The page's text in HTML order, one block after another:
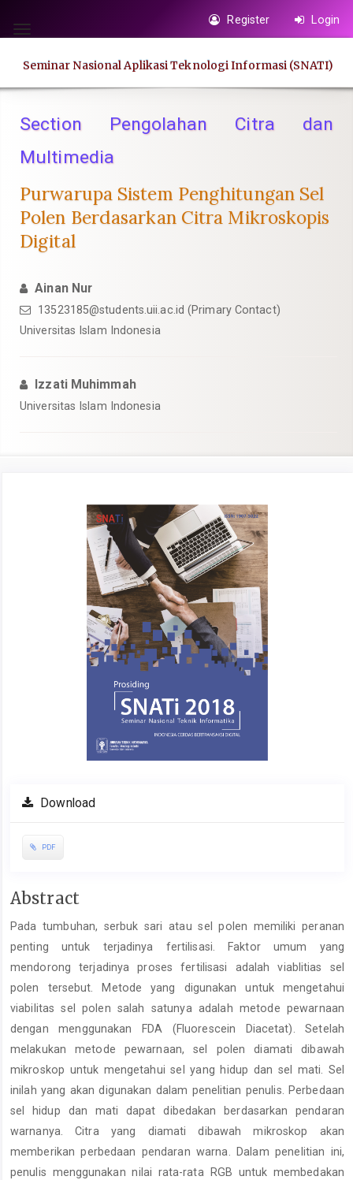
jump
page
content
Navigation
Main
Sidebar
Toggle
Register Login
Seminar Nasional Aplikasi Teknologi Informasi (SNATI)
Section Pengolahan Citra dan
Multimedia
Purwarupa Sistem Penghitungan Sel
Polen Berdasarkan Citra Mikroskopis
Digital
Ainan Nur
13523185@students.uii.ac.id (Primary Contact)
Universitas Islam Indonesia
Izzati Muhimmah
Universitas Islam Indonesia
Download
PDF
Main
Content
Abstract
Pada tumbuhan, serbuk sari atau sel polen memiliki peranan
penting untuk terjadinya fertilisasi. Faktor umum yang
mendorong terjadinya proses fertilisasi adalah viablitias sel
polen tersebut. Metode yang digunakan untuk mengetahui
viabilitas sel polen salah satunya adalah metode pewarnaan
dengan menggunakan FDA (Fluorescein Diacetat). Setelah
melakukan metode pewarnaan, sel polen diamati dibawah
mikroskop untuk mengetahui sel yang hidup dan sel mati. Sel
inilah yang akan digunakan dalam penelitian penulis. Perbedaan
sel hidup dan mati dapat dibedakan berdasarkan pendaran
warnanya. Citra yang diamati dibawah mikroskop akan
memberikan perbedaan pendaran warna. Dalam penelitian ini,
penulis menggunakan nilai rata-rata RGB untuk membedakan